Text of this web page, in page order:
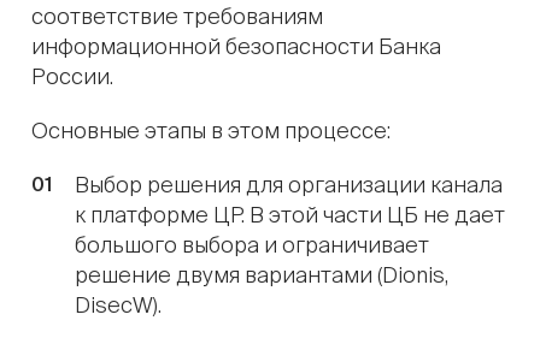
соответствие требованиям
информационной безопасности Банка
России.
Основные этапы в этом процессе:
Выбор решения для организации канала
к платформе ЦР. В этой части ЦБ не дает
большого выбора и ограничивает
решение двумя вариантами (Dionis,
DisecW).